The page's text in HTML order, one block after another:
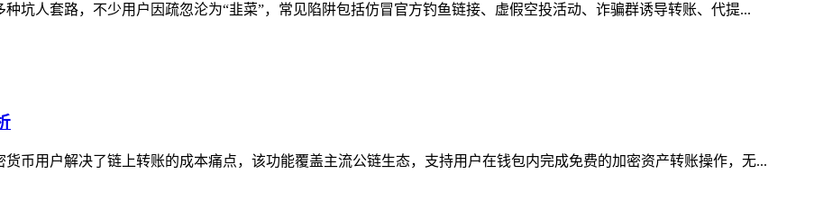
坑人套路，不少用户因疏忽沦为“韭菜”，常见陷阱包括仿冒官方钓鱼链接、虚假空投活动、诈骗群诱导转账、代提...
币用户解决了链上转账的成本痛点，该功能覆盖主流公链生态，支持用户在钱包内完成免费的加密资产转账操作，无...